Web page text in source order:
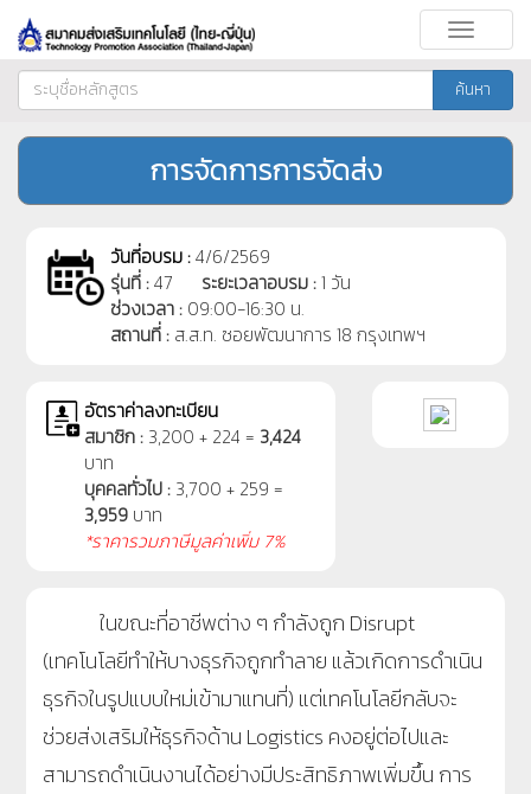
Toggle
ค้นหา
การจัดการการจัดส่ง
วันที่อบรม :4/6/2569
รุ่นที่ :47 ระยะเวลาอบรม :1 วัน
ช่วงเวลา : 09:00-16:30 น.
สถานที่ : ส.ส.ท. ซอยพัฒนาการ 18 กรุงเทพฯ
อัตราค่าลงทะเบียน
สมาชิก : 3,200 + 224 = 3,424
บาท
บุคคลทั่วไป : 3,700 + 259 =
3,959 บาท
*ราคารวมภาษีมูลค่าเพิ่ม 7%
ในขณะที่อาชีพต่าง ๆ กำลังถูก Disrupt
(เทคโนโลยีทำให้บางธุรกิจถูกทำลาย แล้วเกิดการดำเนิน
ธุรกิจในรูปแบบใหม่เข้ามาแทนที่) แต่เทคโนโลยีกลับจะ
ช่วยส่งเสริมให้ธุรกิจด้าน Logistics คงอยู่ต่อไปและ
สามารถดำเนินงานได้อย่างมีประสิทธิภาพเพิ่มขึ้น การ